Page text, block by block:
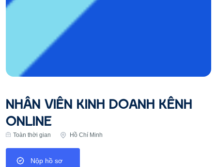
NHÂN VIÊN KINH DOANH KÊNH
ONLINE
Toàn thời gian Hồ Chí Minh
Nộp hồ sơ